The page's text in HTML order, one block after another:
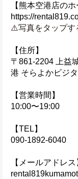
【熊本空港店の
https://
⚠️写真をタップす
【住所】
〒861-2204 上益
港 そらよかビジ
【営業時間】
10:00〜19:00
【TEL】
090-1892-6040
【メールアドレス